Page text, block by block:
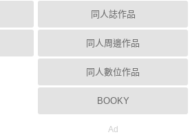
同人誌作品
同人周邊作品
同人數位作品
BOOKY
Ad